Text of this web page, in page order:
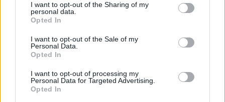
I want to opt-out of the Sharing of my
personal data.
Opted In
I want to opt-out of the Sale of my
Personal Data.
Opted In
I want to opt-out of processing my
Personal Data for Targeted Advertising.
Opted In
Ιουλία Τσέτη: Η καθοριστική συμβολή της
Αριστείο γυναικείας επιχειρηματικότητας στην Ιουλία Τσέτη
Όμιλος ΟΦΕΤ